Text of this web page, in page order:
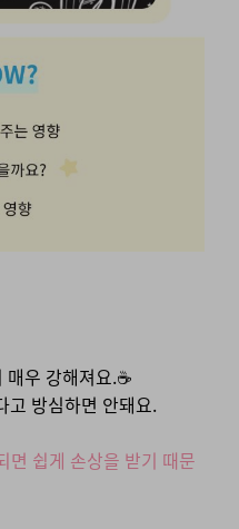
우 강해져요.☕
고 방심하면 안돼요.
면 쉽게 손상을 받기 때문